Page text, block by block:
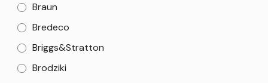
Braun
Bredeco
Briggs&Stratton
Brodziki